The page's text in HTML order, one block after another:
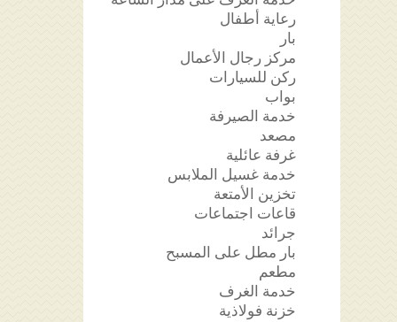
رعاية أطفال
بار
مركز رجال الأعمال
ركن للسيارات
بواب
خدمة الصيرفة
مصعد
غرفة عائلية
خدمة غسيل الملابس
تخزين الأمتعة
قاعات اجتماعات
جرائد
بار مطل على المسبح
مطعم
خدمة الغرف
خزنة فولاذية